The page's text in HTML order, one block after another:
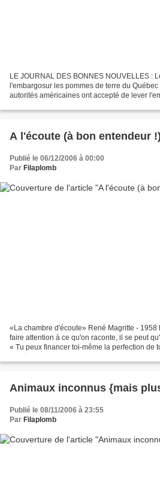
LE JOURNAL DES BONNES NOUVELLES :
l'embargosur les pommes de terre du
autorités américaines ont accepté de lever
A l'écoute (à bon entendeur !)
Publié le 06/12/2006 à 00:00
Par Filaplomb
«La chambre d'écoute» René Magritte - 1958
faire attention à ce qu'on raconte, il se peut
« Tu peux financer toi-même la perfection de
Animaux inconnus {mais
Publié le 08/11/2006 à 23:55
Par Filaplomb